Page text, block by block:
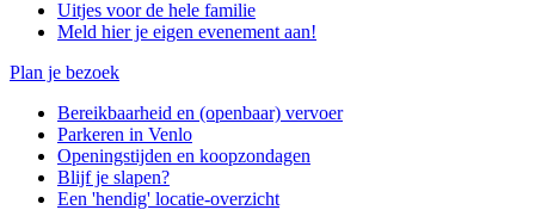
Uitjes voor de hele familie
Meld hier je eigen evenement aan!
Plan je bezoek
Bereikbaarheid en (openbaar) vervoer
Parkeren in Venlo
Openingstijden en koopzondagen
Blijf je slapen?
Een 'hendig' locatie-overzicht